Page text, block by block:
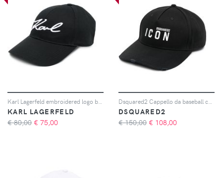
KARL LAGERFELD
€ 80,00 € 75,00
DSQUARED2
€ 150,00 € 108,00